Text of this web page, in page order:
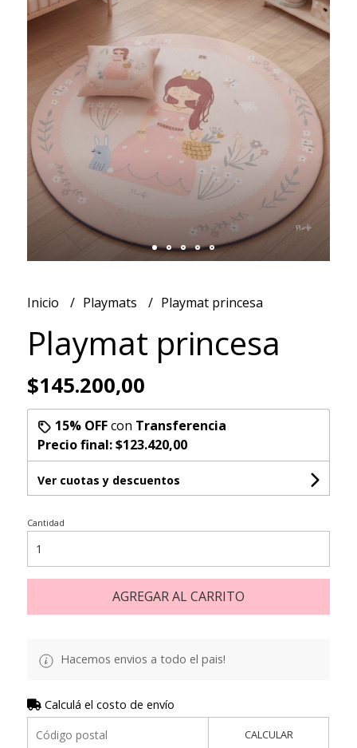
Inicio Playmats Playmat princesa
Playmat princesa
$145.200,00
15% OFFcon Transferencia
Precio final:$123.420,00
Ver cuotas y descuentos
Cantidad
AGREGAR AL CARRITO
Hacemos envios a todo el pais!
Calculá el costo de envío
CALCULAR